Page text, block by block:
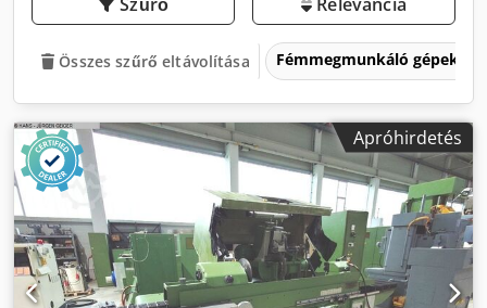
Összes szűrő eltávolítása Fémmegmunkáló gépek és
Apróhirdetés